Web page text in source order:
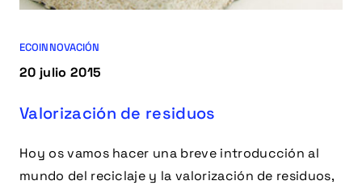
ECOINNOVACIÓN
20 julio 2015
Valorización de residuos
Hoy os vamos hacer una breve introducción al
mundo del reciclaje y la valorización de residuos,